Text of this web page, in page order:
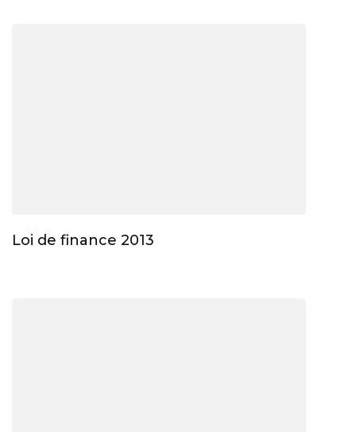
Loi de finance 2013